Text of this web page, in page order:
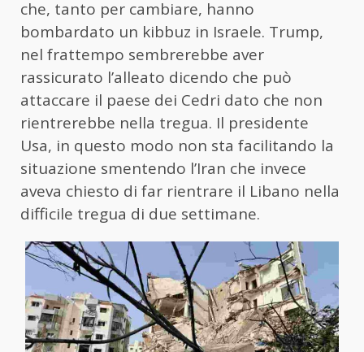
che, tanto per cambiare, hanno
bombardato un kibbuz in Israele. Trump,
nel frattempo sembrerebbe aver
rassicurato l’alleato dicendo che può
attaccare il paese dei Cedri dato che non
rientrerebbe nella tregua. Il presidente
Usa, in questo modo non sta facilitando la
situazione smentendo l’Iran che invece
aveva chiesto di far rientrare il Libano nella
difficile tregua di due settimane.